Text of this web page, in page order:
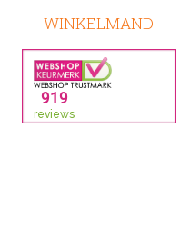
WINKELMAND